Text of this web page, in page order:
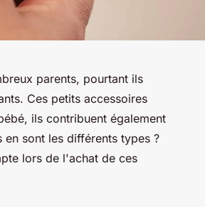
parents, pourtant ils
Ces petits accessoires
ils contribuent également
sont les différents types ?
lors de l'achat de ces